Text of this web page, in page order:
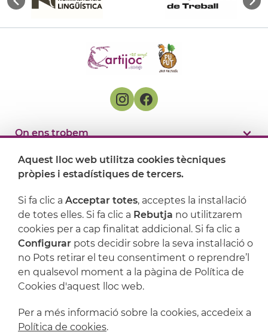
On ens trobem
Artijoc
Aquest lloc web utilitza cookies tècniques
pròpies i estadístiques de tercers.
Si fa clic a Acceptar totes, acceptes la instal·lació
de totes elles. Si fa clic a Rebutja no utilitzarem
cookies per a cap finalitat addicional. Si fa clic a
Configurar pots decidir sobre la seva instal·lació o
no Pots retirar el teu consentiment o reprendre’l
en qualsevol moment a la pàgina de Política de
Cookies d'aquest lloc web.
Per a més informació sobre la cookies, accedeix a
Política de cookies.